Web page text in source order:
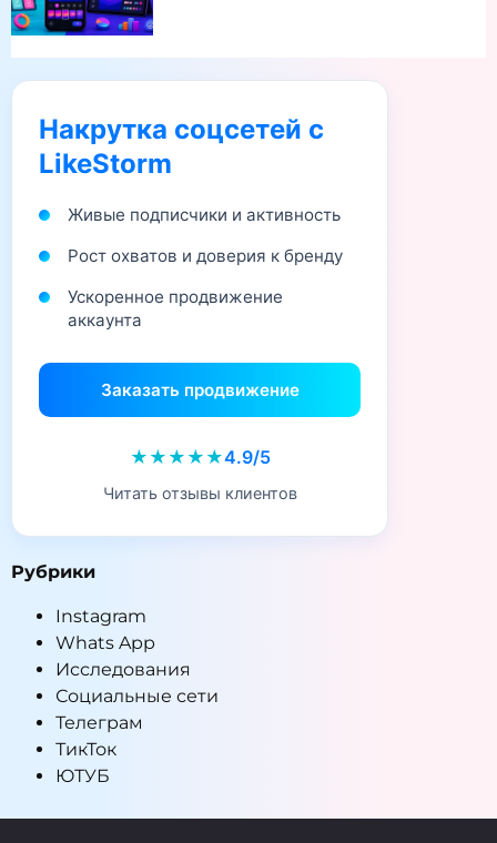
Накрутка соцсетей с
LikeStorm
Живые подписчики и активность
Рост охватов и доверия к бренду
Ускоренное продвижение
аккаунта
Заказать продвижение
★★★★★4.9/5
Читать отзывы клиентов
Рубрики
Instagram
Whats App
Исследования
Социальные сети
Телеграм
ТикТок
ЮТУБ